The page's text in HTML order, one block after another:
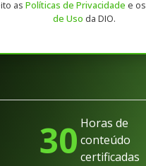
as Políticas de Privacidade e os
de Uso da DIO.
30 Horas de
conteúdo
certificadas